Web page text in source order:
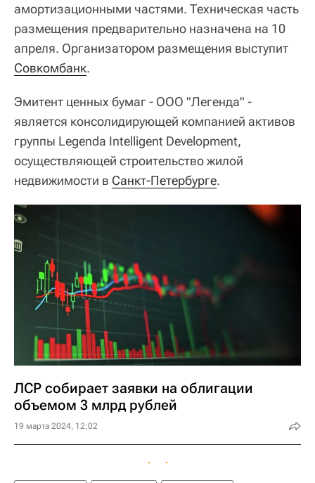
амортизационными частями. Техническая часть
размещения предварительно назначена на 10
апреля. Организатором размещения выступит
Совкомбанк.
Эмитент ценных бумаг - ООО "Легенда" -
является консолидирующей компанией активов
группы Legenda Intelligent Development,
осуществляющей строительство жилой
недвижимости в Санкт-Петербурге.
ЛСР собирает заявки на облигации
объемом 3 млрд рублей
19 марта 2024, 12:02